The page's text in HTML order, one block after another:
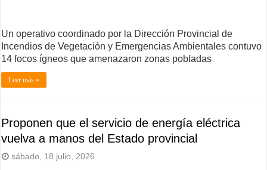
Un operativo coordinado por la Dirección Provincial de
Incendios de Vegetación y Emergencias Ambientales contuvo
14 focos ígneos que amenazaron zonas pobladas
Leer más »
Proponen que el servicio de energía eléctrica
vuelva a manos del Estado provincial
sábado, 18 julio, 2026